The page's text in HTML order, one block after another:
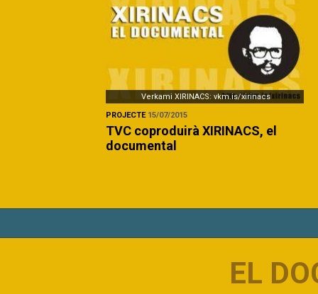
Verkami XIRINACS: vkm.is/xirinacs
PROJECTE 15/07/2015
TVC coproduirà XIRINACS, el
documental
EL